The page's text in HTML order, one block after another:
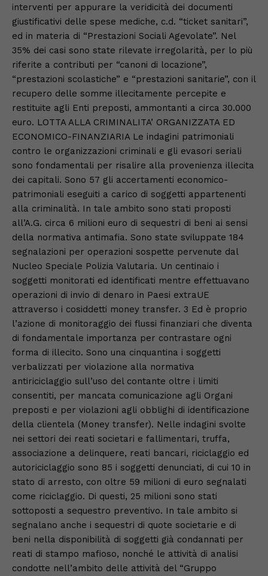
interventi per appurare la veridicità dei documenti
giustificativi delle spese mediche, c.d. “ticket sanitari”,
ed in materia di “Prestazioni Sociali Agevolate”. Nel
35% dei casi sono state rilevate irregolarità, per lo più
riferite a contributi per “canoni di locazione”,
“prestazioni scolastiche” e “prestazioni sanitarie”, con il
recupero delle somme illecitamente percepite e
restituite agli Enti preposti, ammontanti a circa 30.000
euro. LOTTA ALLA CRIMINALITA’ ORGANIZZATA ED
ECONOMICO-FINANZIARIA Le indagini patrimoniali
contro le organizzazioni criminali e gli evasori seriali
sono fondamentali per risalire alla provenienza illecita
dei capitali. Sono 57 gli accertamenti economico-
patrimoniali eseguiti a carico di soggetti appartenenti
alla criminalità. In tale ambito sono stati proposti
all’A.G. circa 6 milioni euro di sequestri di beni ai sensi
della normativa antimafia. Sono state sviluppate 184
segnalazioni per operazioni sospette pervenute dal
Nucleo Speciale Polizia Valutaria. Un centinaio i
soggetti monitorati ed identificati mentre effettuavano
operazioni di invio di denaro in Paesi extraUE
attraverso i cosiddetti money transfer. 3 Ed è proprio
l’azione di monitoraggio dei flussi finanziari che diventa
di fondamentale importanza per contrastare ogni
forma di illecito. Sono una cinquantina i soggetti
verbalizzati per violazione alla normativa
antiriciclaggio sull’uso del contante oltre i limiti
consentiti, per mancata comunicazione agli Organi
preposti e per violazioni agli obblighi di identificazione
della clientela (Money transfer). Nelle indagini svolte
nei settori dei reati societari e fallimentari, truffa,
associazione a delinquere, reati bancari, riciclaggio ed
autoriciclaggio sono 85 i soggetti denunciati, di cui 10 in
stato di arresto, con oltre 59 milioni di euro segnalati
come riciclaggio. Di questi, 25 milioni sono stati
sottoposti a sequestro preventivo. In tale ambito si
segnalano anche i sequestri di quote societarie e di
beni nella disponibilità di soggetti già condannati per
reati di stampo mafioso, nonché le attività di analisi
condotte nell’ambito delle attività del “Gruppo